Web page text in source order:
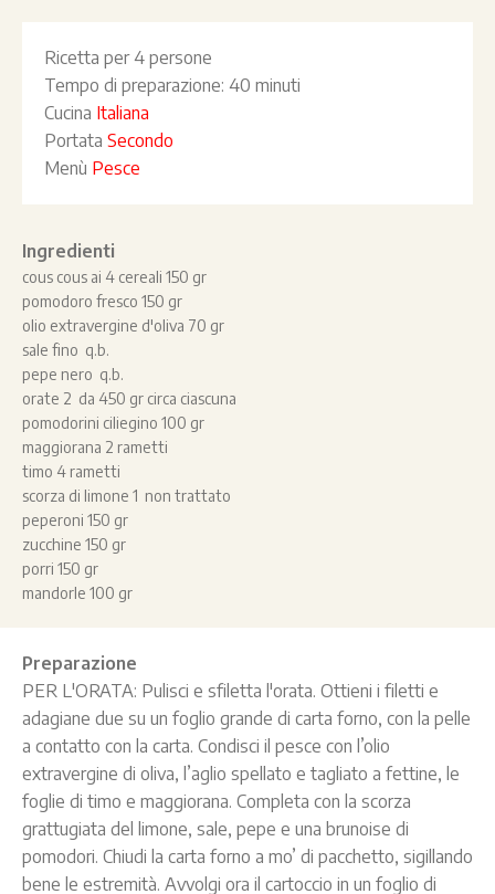
Ingredienti
cous cous ai 4 cereali 150 gr
pomodoro fresco 150 gr
olio extravergine d'oliva 70 gr
sale fino q.b.
pepe nero q.b.
orate 2 da 450 gr circa ciascuna
pomodorini ciliegino 100 gr
maggiorana 2 rametti
timo 4 rametti
scorza di limone 1 non trattato
peperoni 150 gr
zucchine 150 gr
porri 150 gr
mandorle 100 gr
Ricetta per4 persone
Tempo di preparazione: 40 minuti
Cucina Italiana
Portata Secondo
Menù Pesce
Preparazione
PER L'ORATA: Pulisci e sfiletta l'orata. Ottieni i filetti e
adagiane due su un foglio grande di carta forno, con la pelle
a contatto con la carta. Condisci il pesce con l’olio
extravergine di oliva, l’aglio spellato e tagliato a fettine, le
foglie di timo e maggiorana. Completa con la scorza
grattugiata del limone, sale, pepe e una brunoise di
pomodori. Chiudi la carta forno a mo’ di pacchetto, sigillando
bene le estremità. Avvolgi ora il cartoccio in un foglio di